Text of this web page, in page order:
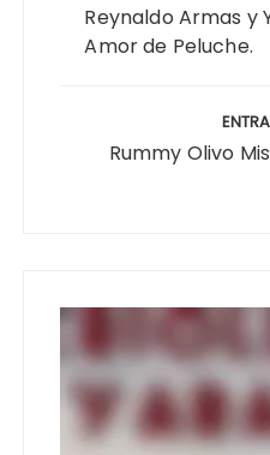
entradas
Reynaldo Armas y
Amor de Peluche.
Rummy Olivo
Reproductor
de
vídeo